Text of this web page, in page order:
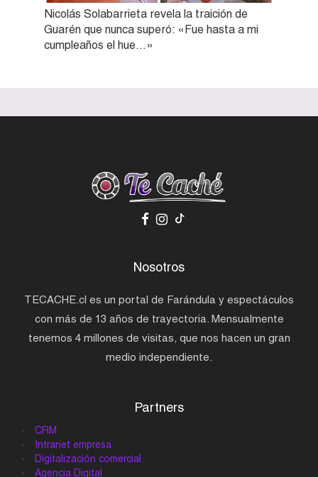
Nicolás Solabarrieta revela la traición de
Guarén que nunca superó: «Fue hasta a mi
cumpleaños el hue…»
Nosotros
TECACHE.cl es un portal de Farándula y espectáculos
con más de 13 años de trayectoria. Mensualmente
tenemos 4 millones de visitas, que nos hacen un gran
medio independiente.
Partners
CRM
Intranet empresa
Digitalización comercial
Agencia Digital